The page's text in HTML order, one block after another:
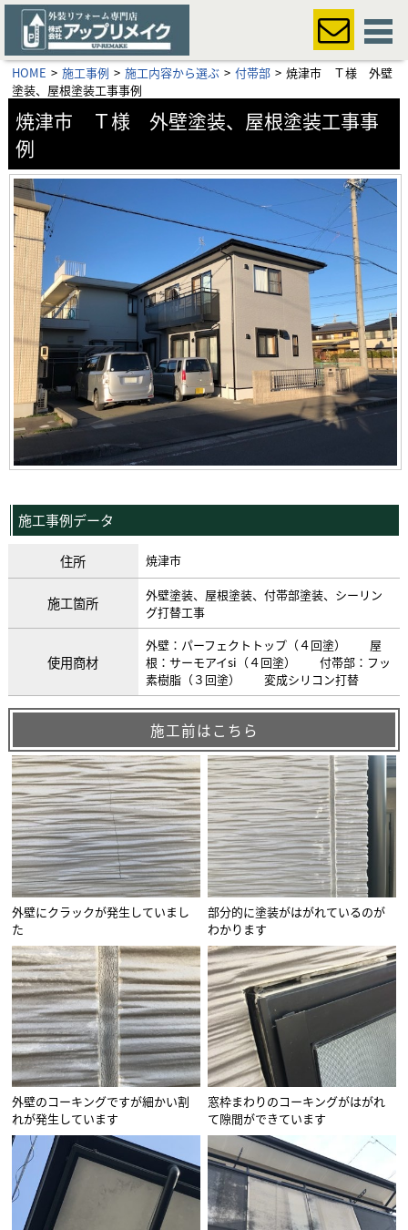
HOME 施工事例 施工内容から選ぶ 付帯部
焼津市 Ｔ様 外壁
塗装、屋根塗装工事事例
焼津市 Ｔ様 外壁塗装、屋根塗装工事事
例
施工事例データ
住所 焼津市
施工箇所
外壁塗装、屋根塗装、付帯部塗装、シーリン
グ打替工事
使用商材
外壁：パーフェクトトップ（４回塗） 屋
根：サーモアイsi（４回塗） 付帯部：フッ
素樹脂（３回塗） 変成シリコン打替
施工前はこちら
外壁にクラックが発生していまし
た
部分的に塗装がはがれているのが
わかります
外壁のコーキングですが細かい割
れが発生しています
窓枠まわりのコーキングがはがれ
て隙間ができています